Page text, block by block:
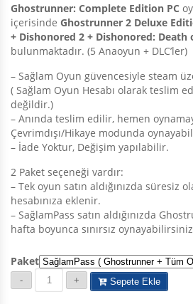
Ghostrunner: Complete Edition PC
içerisinde Ghostrunner 2 Deluxe
+ Dishonored 2 + Dishonored:
bulunmaktadır. (5 Anaoyun + DLC’ler)
– Sağlam Oyun güvencesiyle steam
( Sağlam Oyun Hesabı olarak teslim
değildir.)
– Anında teslim edilir, hemen
Çevrimdışı/Hikaye modunda
– İade Yoktur, Değişim yapılabilir.
2 Paket seçeneği vardır:
– Tek oyun satın aldığınızda süresiz
hesabınıza eklenir.
– SağlamPass satın aldığınızda
hafta boyunca sınırsız
Paket
Sepete Ekle